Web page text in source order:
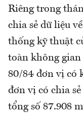
Riêng trong
chia sẻ dữ liệu
thống kỹ thuật
toàn không
80/84 đơn vị có
đơn vị có chia
tổng số 87.908